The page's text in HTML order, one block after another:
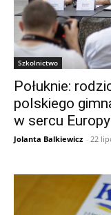
Szkolnictwo
Połuknie:
polskiego
w sercu
Jolanta Balkiewicz - 22